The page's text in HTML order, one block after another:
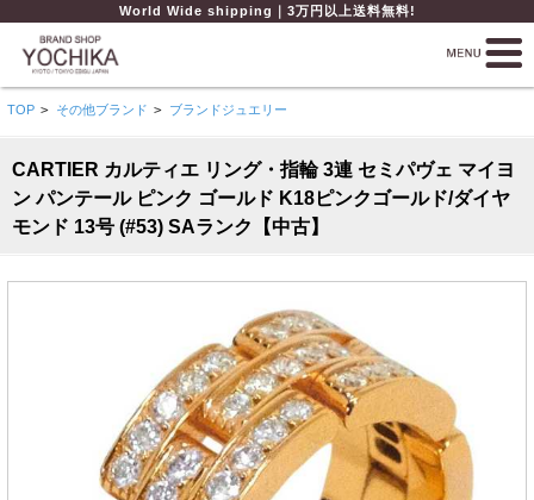
World Wide shipping｜3万円以上送料無料!
TOP > その他ブランド > ブランドジュエリー
CARTIER カルティエ リング・指輪 3連 セミパヴェ マイヨ
ン パンテール ピンク ゴールド K18ピンクゴールド/ダイヤ
モンド 13号 (#53) SAランク【中古】